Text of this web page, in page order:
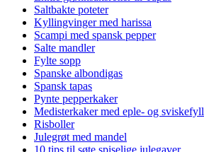
Saltbakte poteter
Kyllingvinger med harissa
Scampi med spansk pepper
Salte mandler
Fylte sopp
Spanske albondigas
Spansk tapas
Pynte pepperkaker
Medisterkaker med eple- og sviskefyll
Risboller
Julegrøt med mandel
10 tips til søte spiselige julegaver